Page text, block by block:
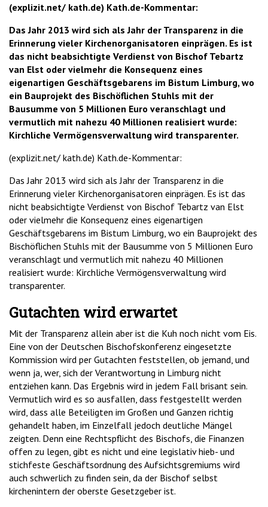
(explizit.net/ kath.de) Kath.de-Kommentar:
Das Jahr 2013 wird sich als Jahr der Transparenz in die
Erinnerung vieler Kirchenorganisatoren einprägen. Es ist
das nicht beabsichtigte Verdienst von Bischof Tebartz
van Elst oder vielmehr die Konsequenz eines
eigenartigen Geschäftsgebarens im Bistum Limburg, wo
ein Bauprojekt des Bischöflichen Stuhls mit der
Bausumme von 5 Millionen Euro veranschlagt und
vermutlich mit nahezu 40 Millionen realisiert wurde:
Kirchliche Vermögensverwaltung wird transparenter.
(explizit.net/ kath.de) Kath.de-Kommentar:
Das Jahr 2013 wird sich als Jahr der Transparenz in die
Erinnerung vieler Kirchenorganisatoren einprägen. Es ist das
nicht beabsichtigte Verdienst von Bischof Tebartz van Elst
oder vielmehr die Konsequenz eines eigenartigen
Geschäftsgebarens im Bistum Limburg, wo ein Bauprojekt des
Bischöflichen Stuhls mit der Bausumme von 5 Millionen Euro
veranschlagt und vermutlich mit nahezu 40 Millionen
realisiert wurde: Kirchliche Vermögensverwaltung wird
transparenter.
Gutachten wird erwartet
Mit der Transparenz allein aber ist die Kuh noch nicht vom Eis.
Eine von der Deutschen Bischofskonferenz eingesetzte
Kommission wird per Gutachten feststellen, ob jemand, und
wenn ja, wer, sich der Verantwortung in Limburg nicht
entziehen kann. Das Ergebnis wird in jedem Fall brisant sein.
Vermutlich wird es so ausfallen, dass festgestellt werden
wird, dass alle Beteiligten im Großen und Ganzen richtig
gehandelt haben, im Einzelfall jedoch deutliche Mängel
zeigten. Denn eine Rechtspflicht des Bischofs, die Finanzen
offen zu legen, gibt es nicht und eine legislativ hieb- und
stichfeste Geschäftsordnung des Aufsichtsgremiums wird
auch schwerlich zu finden sein, da der Bischof selbst
kirchenintern der oberste Gesetzgeber ist.